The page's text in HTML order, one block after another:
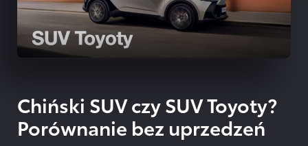
Chiński SUV czy SUV Toyoty?
Porównanie bez uprzedzeń